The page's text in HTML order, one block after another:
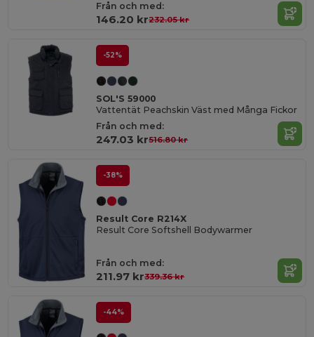
Från och med:
146.20 kr232.05 kr
-52%
SOL'S 59000
Vattentät Peachskin Väst med Många Fickor
Från och med:
247.03 kr516.80 kr
-38%
Result Core R214X
Result Core Softshell Bodywarmer
Från och med:
211.97 kr339.36 kr
-44%